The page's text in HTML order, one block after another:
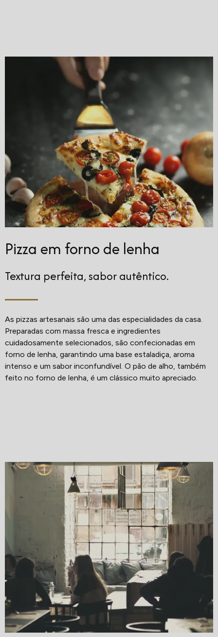
Pizza em forno de lenha
Textura perfeita, sabor autêntico.
As pizzas artesanais são uma das especialidades da casa.
Preparadas com massa fresca e ingredientes
cuidadosamente selecionados, são confecionadas em
forno de lenha, garantindo uma base estaladiça, aroma
intenso e um sabor inconfundível. O pão de alho, também
feito no forno de lenha, é um clássico muito apreciado.